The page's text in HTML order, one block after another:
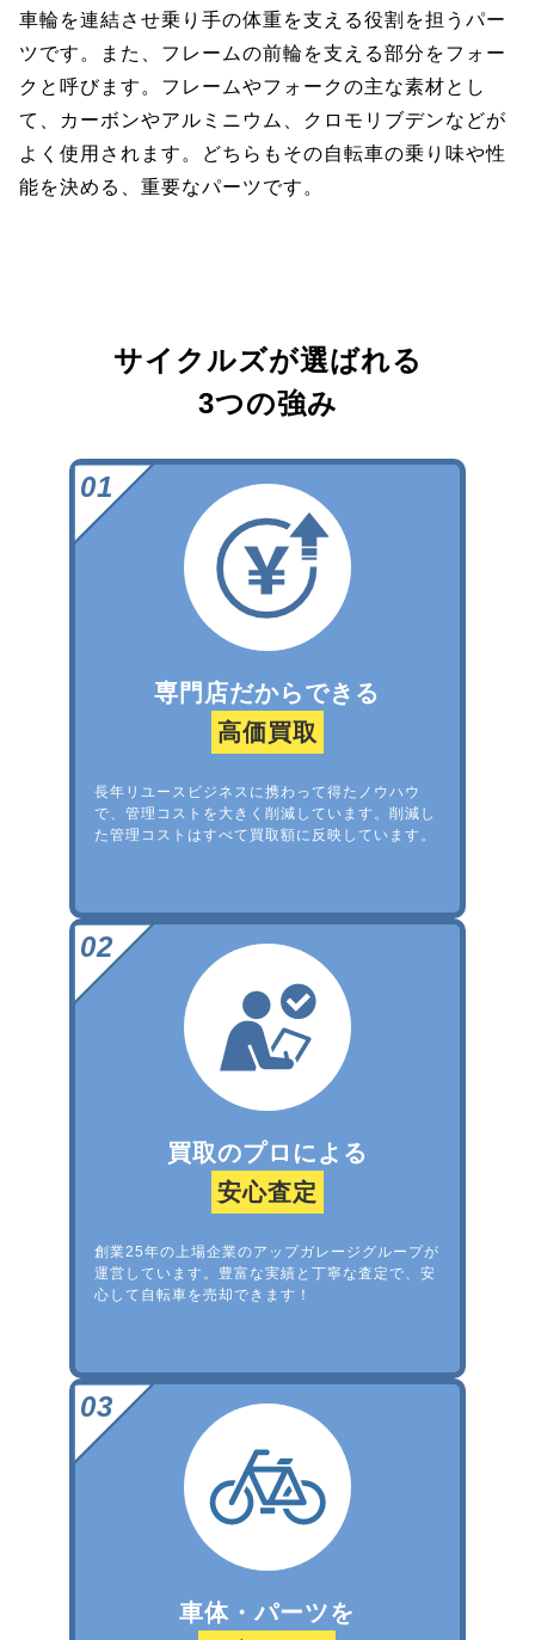
車輪を連結させ乗り手の体重を支える役割を担うパー
ツです。また、フレームの前輪を支える部分をフォー
クと呼びます。フレームやフォークの主な素材とし
て、カーボンやアルミニウム、クロモリブデンなどが
よく使用されます。どちらもその自転車の乗り味や性
能を決める、重要なパーツです。
サイクルズが選ばれる
3つの強み
専門店だからできる
高価買取
長年リユースビジネスに携わって得たノウハウ
で、管理コストを大きく削減しています。削減し
た管理コストはすべて買取額に反映しています。
買取のプロによる
安心査定
創業25年の上場企業のアップガレージグループが
運営しています。豊富な実績と丁寧な査定で、安
心して自転車を売却できます！
車体・パーツを